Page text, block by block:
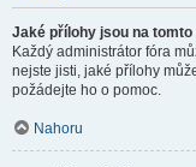
Jaké přílohy jsou na
Každý administrátor fóra
nejste jisti, jaké přílohy
požádejte ho o pomoc.
Nahoru